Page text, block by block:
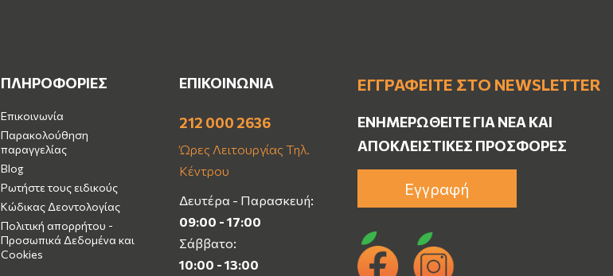
ΠΛΗΡΟΦΟΡΙΕΣ
Επικοινωνία
Παρακολούθηση
παραγγελίας
Blog
Ρωτήστε τους ειδικούς
Κώδικας Δεοντολογίας
Πολιτική απορρήτου -
Προσωπικά Δεδομένα και
Cookies
ΕΠΙΚΟΙΝΩΝΙΑ
212 000 2636
Ώρες Λειτουργίας Τηλ.
Κέντρου
Δευτέρα - Παρασκευή:
09:00 - 17:00
Σάββατο:
10:00 - 13:00
ΕΓΓΡΑΦΕΊΤΕ ΣΤΟ NEWSLETTER
ΕΝΗΜΕΡΩΘΕΊΤΕ ΓΙΑ ΝΈΑ ΚΑΙ
ΑΠΟΚΛΕΙΣΤΙΚΈΣ ΠΡΟΣΦΟΡΈΣ
Εγγραφή